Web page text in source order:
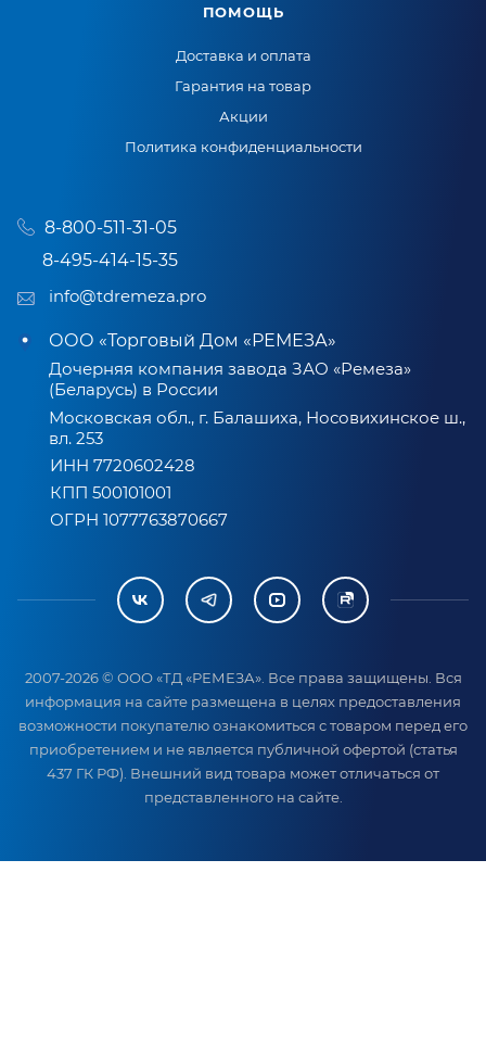
ПОМОЩЬ
Доставка и оплата
Гарантия на товар
Акции
Политика конфиденциальности
8-800-511-31-05
8-495-414-15-35
info@tdremeza.pro
ООО «Торговый Дом «РЕМЕЗА»
Дочерняя компания завода ЗАО «Ремеза»
(Беларусь) в России
Московская обл., г. Балашиха, Носовихинское ш.,
вл. 253
ИНН 7720602428
КПП 500101001
ОГРН 1077763870667
2007-2026 © ООО «ТД «РЕМЕЗА». Все права защищены. Вся
информация на сайте размещена в целях предоставления
возможности покупателю ознакомиться с товаром перед его
приобретением и не является публичной офертой (статья
437 ГК РФ). Внешний вид товара может отличаться от
представленного на сайте.